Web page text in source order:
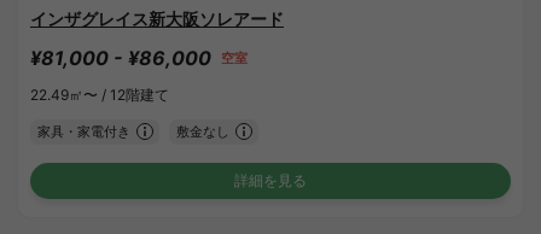
インザグレイス新大阪ソレアード
¥81,000 - ¥86,000 空室
22.49㎡〜 / 12階建て
家具・家電付き 敷金なし
詳細を見る